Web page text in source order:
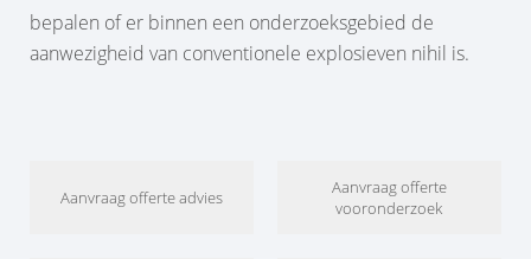
bepalen of er binnen een onderzoeksgebied de
aanwezigheid van conventionele explosieven nihil is.
Aanvraag offerte advies
Aanvraag offerte
vooronderzoek